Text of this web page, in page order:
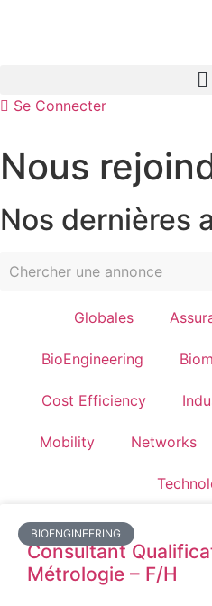
Se Connecter
Nous
Nos dernières
Globales
BioEngineering
Cost Efficiency
Mobility Networks
BIOENGINEERING
Consultant
Métrologie – F/H